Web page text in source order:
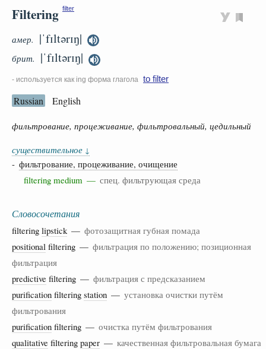
Filtering filter
амер. |ˈfɪltərɪŋ|
брит. |ˈfɪltərɪŋ|
- используется как ing форма глагола to filter
Russian English
фильтрование, процеживание, фильтровальный, цедильный
существительное ↓
- фильтрование, процеживание, очищение
filtering medium — спец. фильтрующая среда
Словосочетания
filtering lipstick — фотозащитная губная помада
positional filtering — фильтрация по положению; позиционная
фильтрация
predictive filtering — фильтрация с предсказанием
purification filtering station — установка очистки путём
фильтрования
purification filtering — очистка путём фильтрования
qualitative filtering paper — качественная фильтровальная бумага